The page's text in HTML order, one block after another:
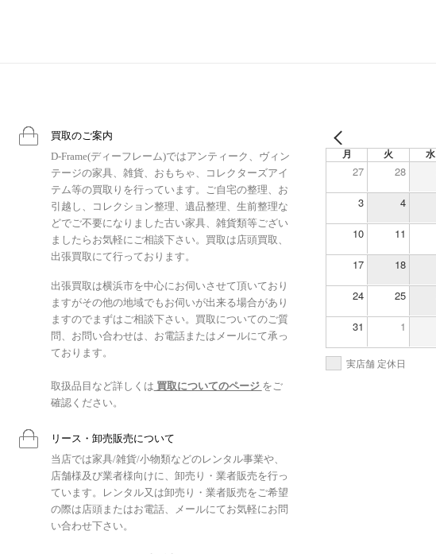
買取のご案内
D-Frame(ディーフレーム)ではアンティーク、ヴィン
テージの家具、雑貨、おもちゃ、コレクターズアイ
テム等の買取りを行っています。ご自宅の整理、お
引越し、コレクション整理、遺品整理、生前整理な
どでご不要になりました古い家具、雑貨類等ござい
ましたらお気軽にご相談下さい。買取は店頭買取、
出張買取にて行っております。
出張買取は横浜市を中心にお伺いさせて頂いており
ますがその他の地域でもお伺いが出来る場合があり
ますのでまずはご相談下さい。買取についてのご質
問、お問い合わせは、お電話またはメールにて承っ
ております。
取扱品目など詳しくは 買取についてのページ をご
確認ください。
リース・卸売販売について
当店では家具/雑貨/小物類などのレンタル事業や、
店舗様及び業者様向けに、卸売り・業者販売を行っ
ています。レンタル又は卸売り・業者販売をご希望
の際は店頭またはお電話、メールにてお気軽にお問
い合わせ下さい。
月 火 水
27 28
3 4
10 11
17 18
24 25
31 1
実店舗 定休日